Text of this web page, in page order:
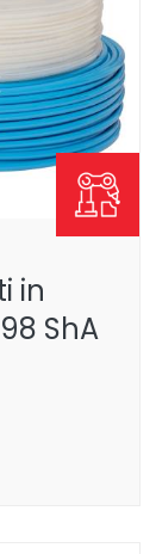
in
ShA